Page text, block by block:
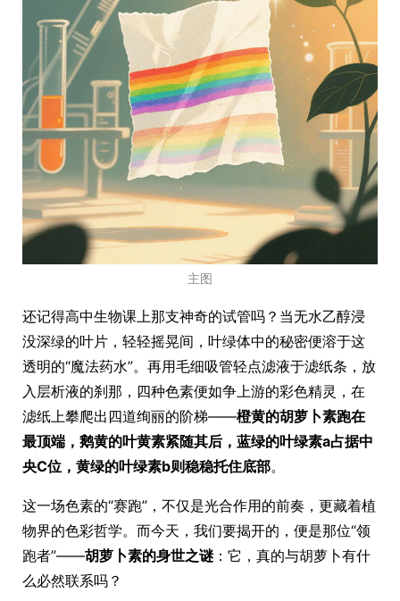
主图
还记得高中生物课上那支神奇的试管吗？当无水乙醇浸
没深绿的叶片，轻轻摇晃间，叶绿体中的秘密便溶于这
透明的“魔法药水”。再用毛细吸管轻点滤液于滤纸条，放
入层析液的刹那，四种色素便如争上游的彩色精灵，在
滤纸上攀爬出四道绚丽的阶梯——橙黄的胡萝卜素跑在
最顶端，鹅黄的叶黄素紧随其后，蓝绿的叶绿素a占据中
央C位，黄绿的叶绿素b则稳稳托住底部。
这一场色素的“赛跑”，不仅是光合作用的前奏，更藏着植
物界的色彩哲学。而今天，我们要揭开的，便是那位“领
跑者”——胡萝卜素的身世之谜：它，真的与胡萝卜有什
么必然联系吗？